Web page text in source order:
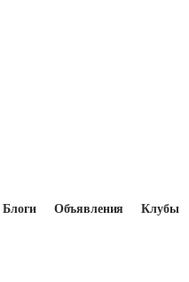
Блоги Объявления Клубы